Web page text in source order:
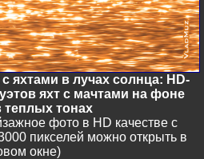
яхтами в лучах солнца: HD-
яхт с мачтами на фоне
теплых тонах
фото в HD качестве с
пикселей можно открыть в
окне)